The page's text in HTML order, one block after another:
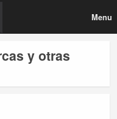
Menu
y otras